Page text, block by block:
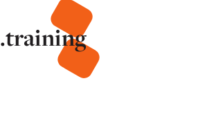
.training